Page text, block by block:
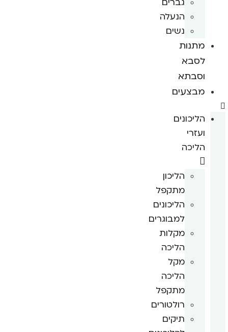
הנעלה
נשים
מתנות
לסבא
וסבתא
מבצעים
הליכונים
ועזרי
הליכה
הליכון
מתקפל
הליכונים
למבוגרים
מקלות
הליכה
מקל
הליכה
מתקפל
רולטורים
תיקים